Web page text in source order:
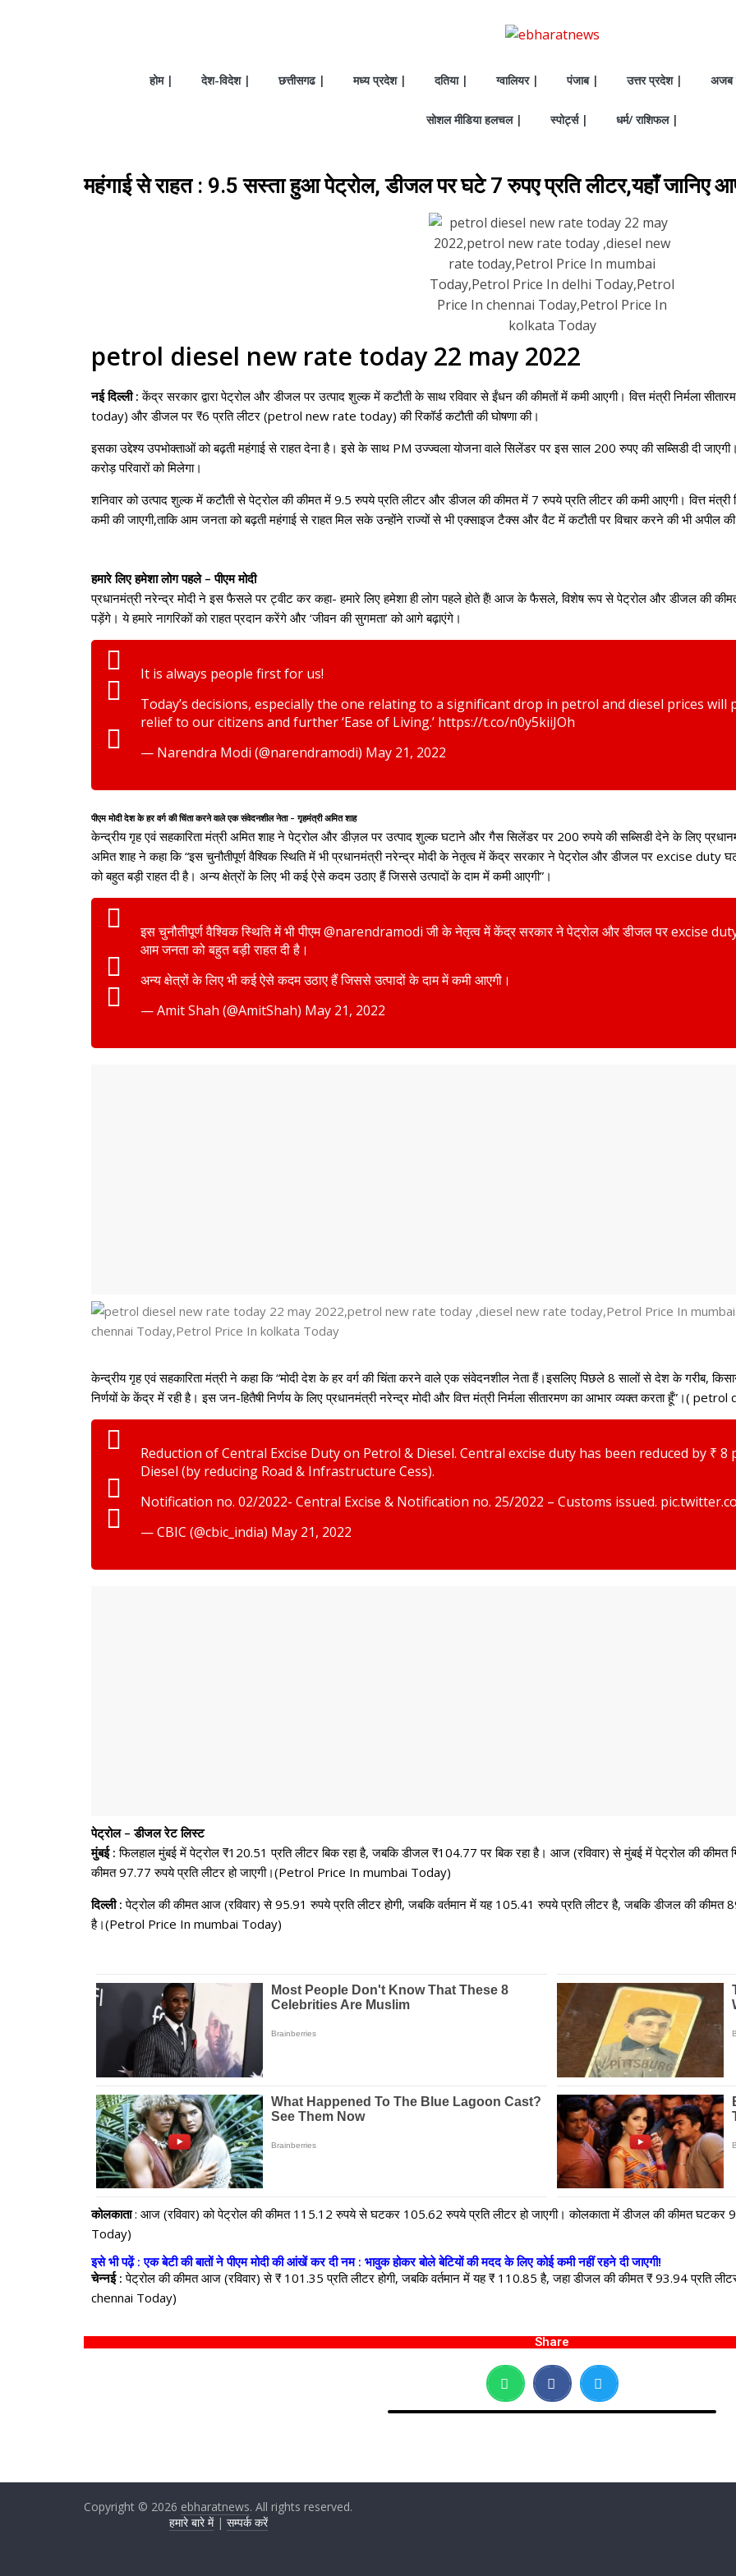
होम | देश-विदेश | छत्तीसगढ | मध्य प्रदेश | दतिया | ग्वालियर | पंजाब | उत्तर प्रदेश | अजब
सोशल मीडिया हलचल | स्पोर्ट्स | धर्म/ राशिफल |
महंगाई से राहत : ₹9.5 सस्ता हुआ पेट्रोल, डीजल पर घटे 7 रुपए प्रति लीटर,यहाँ जानिए
petrol diesel new rate today 22 may 2022
नई दिल्ली : केंद्र सरकार द्वारा पेट्रोल और डीजल पर उत्पाद शुल्क में कटौती के साथ रविवार से ईंधन की कीमतों में कमी आएगी। वित्त मंत्री निर्मला
today) और डीजल पर ₹6 प्रति लीटर (petrol new rate today) की रिकॉर्ड कटौती की घोषणा की।
इसका उद्देश्य उपभोक्ताओं को बढ़ती महंगाई से राहत देना है। इसे के साथ PM उज्ज्वला योजना वाले सिलेंडर पर इस साल 200 रुपए की सब्सिडी दी
करोड़ परिवारों को मिलेगा।
शनिवार को उत्पाद शुल्क में कटौती से पेट्रोल की कीमत में 9.5 रुपये प्रति लीटर और डीजल की कीमत में 7 रुपये प्रति लीटर की कमी आएगी। वित्त मंत्री
कमी की जाएगी,ताकि आम जनता को बढ़ती महंगाई से राहत मिल सके उन्होंने राज्यों से भी एक्साइज टैक्स और वैट में कटौती पर विचार करने की भी
हमारे लिए हमेशा लोग पहले – पीएम मोदी
प्रधानमंत्री नरेन्‍द्र मोदी ने इस फैसले पर ट्वीट कर कहा- हमारे लिए हमेशा ही लोग पहले होते हैं! आज के फैसले, विशेष रूप से पेट्रोल और डीजल की
पड़ेंगे। ये हमारे नागरिकों को राहत प्रदान करेंगे और ‘जीवन की सुगमता’ को आगे बढ़ाएंगे।
It is always people first for us!
Today’s decisions, especially the one relating to a significant drop in petrol and diesel prices
relief to our citizens and further ‘Ease of Living.’ https://t.co/n0y5kiiJOh
— Narendra Modi (@narendramodi) May 21, 2022
पीएम मोदी देश के हर वर्ग की चिंता करने वाले एक संवेदनशील नेता – गृहमंत्री अमित शाह
केन्द्रीय गृह एवं सहकारिता मंत्री अमित शाह ने पेट्रोल और डीज़ल पर उत्पाद शुल्क घटाने और गैस सिलेंडर पर 200 रुपये की सब्सिडी देने के लिए
अमित शाह ने कहा कि “इस चुनौतीपूर्ण वैश्विक स्थिति में भी प्रधानमंत्री नरेन्द्र मोदी के नेतृत्व में केंद्र सरकार ने पेट्रोल और डीजल पर excise
को बहुत बड़ी राहत दी है। अन्य क्षेत्रों के लिए भी कई ऐसे कदम उठाए हैं जिससे उत्पादों के दाम में कमी आएगी”।
इस चुनौतीपूर्ण वैश्विक स्थिति में भी पीएम@narendramodiजी के नेतृत्व में केंद्र सरकार ने पेट्रोल और डीजल पर excise
आम जनता को बहुत बड़ी राहत दी है।
अन्य क्षेत्रों के लिए भी कई ऐसे कदम उठाए हैं जिससे उत्पादों के दाम में कमी आएगी।
— Amit Shah (@AmitShah) May 21, 2022
केन्द्रीय गृह एवं सहकारिता मंत्री ने कहा कि “मोदी देश के हर वर्ग की चिंता करने वाले एक संवेदनशील नेता हैं।इसलिए पिछले 8 सालों से देश के गरीब,
निर्णयों के केंद्र में रही है। इस जन-हितैषी निर्णय के लिए प्रधानमंत्री नरेन्द्र मोदी और वित्त मंत्री निर्मला सीतारमण का आभार व्यक्त करता
Reduction of Central Excise Duty on Petrol & Diesel. Central excise duty has been reduced by ₹
Diesel (by reducing Road & Infrastructure Cess).
Notification no. 02/2022- Central Excise & Notification no. 25/2022 – Customs issued.
— CBIC (@cbic_india) May 21, 2022
पेट्रोल – डीजल रेट लिस्ट
मुंबई : फिलहाल मुंबई में पेट्रोल ₹120.51 प्रति लीटर बिक रहा है, जबकि डीजल ₹104.77 पर बिक रहा है। आज (रविवार) से मुंबई में पेट्रोल की कीमत
कीमत 97.77 रुपये प्रति लीटर हो जाएगी।(Petrol Price In mumbai Today)
दिल्ली : पेट्रोल की कीमत आज (रविवार) से 95.91 रुपये प्रति लीटर होगी, जबकि वर्तमान में यह 105.41 रुपये प्रति लीटर है, जबकि डीजल की कीमत
है।(Petrol Price In mumbai Today)
कोलकाता: आज (रविवार) को पेट्रोल की कीमत 115.12 रुपये से घटकर 105.62 रुपये प्रति लीटर हो जाएगी। कोलकाता में डीजल की कीमत
Today)
इसे भी पढ़ें : एक बेटी की बातों ने पीएम मोदी की आंखें कर दी नम : भावुक होकर बोले बेटियों की मदद के लिए कोई कमी नहीं रहने दी जाएगी!
चेन्नई : पेट्रोल की कीमत आज (रविवार) से ₹ ​​101.35 प्रति लीटर होगी, जबकि वर्तमान में यह ₹ 110.85 है, जहा डीजल की कीमत ₹ 93.94 प्रति
chennai Today)
Share
Copyright © 2026 ebharatnews. All rights reserved.
हमारे बारे में| सम्पर्क करें